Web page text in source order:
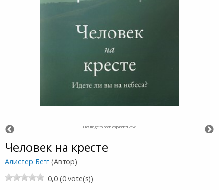
Click image to open expanded view
Человек на кресте
Алистер Бегг (Автор)
0,0 (0 vote(s))